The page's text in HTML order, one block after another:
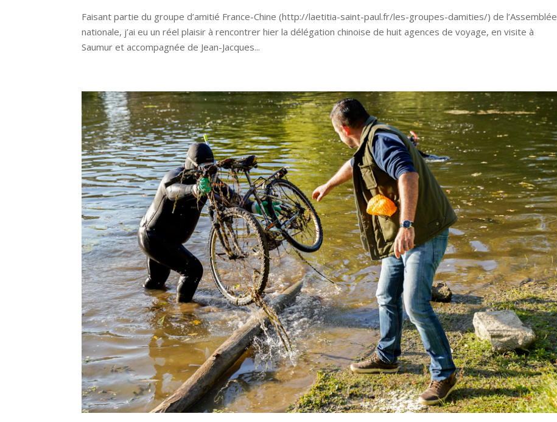
Faisant partie du groupe d’amitié France-Chine (http://laetitia-saint-paul.fr/les-groupes-damities/) de l’Assemblée
nationale, j’ai eu un réel plaisir à rencontrer hier la délégation chinoise de huit agences de voyage, en visite à
Saumur et accompagnée de Jean-Jacques...